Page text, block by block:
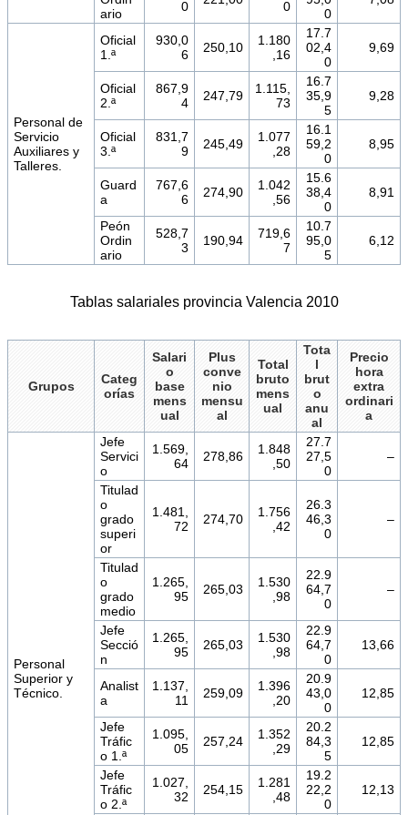
ario
0
0
0
Personal de
Servicio
Auxiliares y
Talleres.
Oficial
1.ª
930,0
6
250,10
1.180
,16
17.7
02,4
0
9,69
Oficial
2.ª
867,9
4
247,79
1.115,
73
16.7
35,9
5
9,28
Oficial
3.ª
831,7
9
245,49
1.077
,28
16.1
59,2
0
8,95
Guard
a
767,6
6
274,90
1.042
,56
15.6
38,4
0
8,91
Peón
Ordin
ario
528,7
3
190,94
719,6
7
10.7
95,0
5
6,12
Tablas salariales provincia Valencia 2010
Grupos
Categ
orías
Salari
o
base
mens
ual
Plus
conve
nio
mensu
al
Total
bruto
mens
ual
Tota
l
brut
o
anu
al
Precio
hora
extra
ordinari
a
Personal
Superior y
Técnico.
Jefe
Servici
o
1.569,
64
278,86
1.848
,50
27.7
27,5
0
–
Titulad
o
grado
superi
or
1.481,
72
274,70
1.756
,42
26.3
46,3
0
–
Titulad
o
grado
medio
1.265,
95
265,03
1.530
,98
22.9
64,7
0
–
Jefe
Secció
n
1.265,
95
265,03
1.530
,98
22.9
64,7
0
13,66
Analist
a
1.137,
11
259,09
1.396
,20
20.9
43,0
0
12,85
Jefe
Tráfic
o 1.ª
1.095,
05
257,24
1.352
,29
20.2
84,3
5
12,85
Jefe
Tráfic
o 2.ª
1.027,
32
254,15
1.281
,48
19.2
22,2
0
12,13